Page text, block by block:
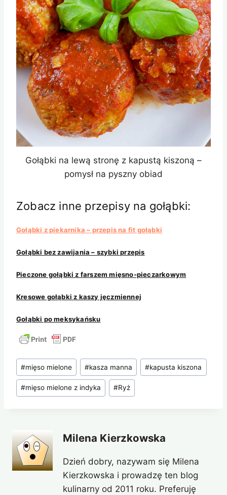
Gołąbki na lewą stronę z kapustą kiszoną –
pomysł na pyszny obiad
Zobacz inne przepisy na gołąbki:
Gołąbki z piekarnika – przepis na fit gołąbki
Gołąbki bez zawijania – szybki przepis
Pieczone gołąbki z farszem mięsno-pieczarkowym
Kresowe gołąbki z kaszy jęczmiennej
Gołąbki po meksykańsku
Tagi
wpisu:
#mięso mielone #kasza manna #kapusta kiszona
#mięso mielone z indyka #Ryż
Milena Kierzkowska
Dzień dobry, nazywam się Milena
Kierzkowska i prowadzę ten blog
kulinarny od 2011 roku. Preferuję